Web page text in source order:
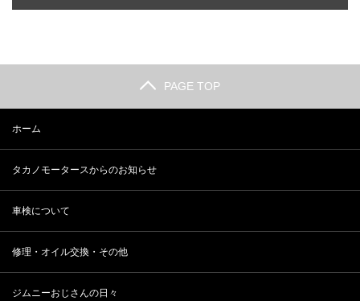
PAGE TOP
ホーム
タカノモータースからのお知らせ
車検について
修理・オイル交換・その他
ジムニーおじさんの日々